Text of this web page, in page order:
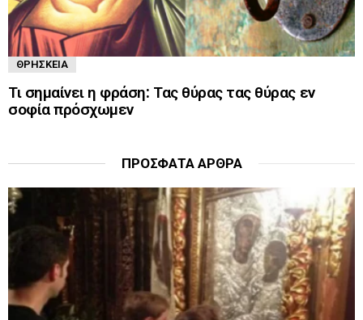
ΘΡΗΣΚΕΊΑ
Τι σημαίνει η φράση: Τας θύρας τας θύρας εν
σοφία πρόσχωμεν
ΠΡΌΣΦΑΤΑ ΆΡΘΡΑ